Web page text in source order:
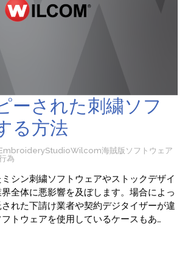
ーされた刺繍ソフ
る方法
Wilcom海賊版ソフトウェア
為
シン刺繍ソフトウェアやストックデザイ
全体に悪影響を及ぼします。場合によっ
れた下請け業者や契約デジタイザーが違
トウェアを使用しているケースもあ…